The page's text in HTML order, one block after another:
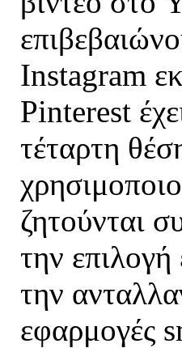
Instagram
Pinterest
τέταρτη
ζητούνται
την
την
εφαρμογές